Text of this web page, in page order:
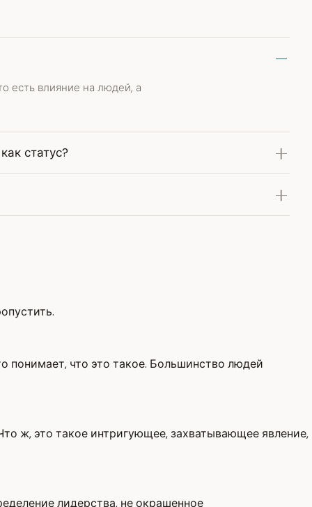
есть влияние на людей, а
статус?
понимает, что это такое. Большинство людей
ж, это такое интригующее, захватывающее явление,
лидерства, не окрашенное